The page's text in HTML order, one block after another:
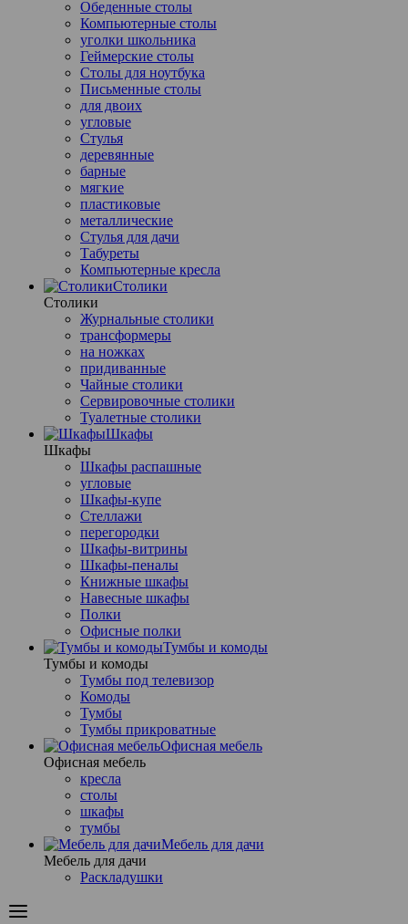
Обеденные столы
Компьютерные столы
уголки школьника
Геймерские столы
Столы для ноутбука
Письменные столы
для двоих
угловые
Стулья
деревянные
барные
мягкие
пластиковые
металлические
Стулья для дачи
Табуреты
Компьютерные кресла
Столики
Столики
Журнальные столики
трансформеры
на ножках
придиванные
Чайные столики
Сервировочные столики
Туалетные столики
Шкафы
Шкафы
Шкафы распашные
угловые
Шкафы-купе
Стеллажи
перегородки
Шкафы-витрины
Шкафы-пеналы
Книжные шкафы
Навесные шкафы
Полки
Офисные полки
Тумбы и комоды
Тумбы и комоды
Тумбы под телевизор
Комоды
Тумбы
Тумбы прикроватные
Офисная мебель
Офисная мебель
кресла
столы
шкафы
тумбы
Мебель для дачи
Мебель для дачи
Раскладушки